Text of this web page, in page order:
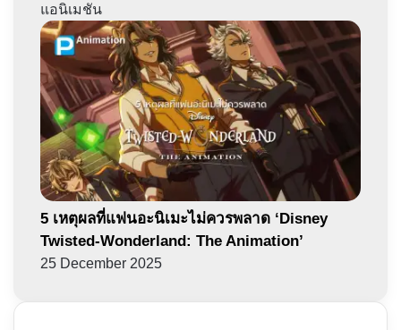
แอนิเมชัน
5 เหตุผลที่แฟนอะนิเมะไม่ควรพลาด ‘Disney
Twisted-Wonderland: The Animation’
25 December 2025